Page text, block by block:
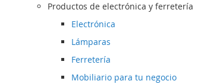
Productos de electrónica y ferretería
Electrónica
Lámparas
Ferretería
Mobiliario para tu negocio